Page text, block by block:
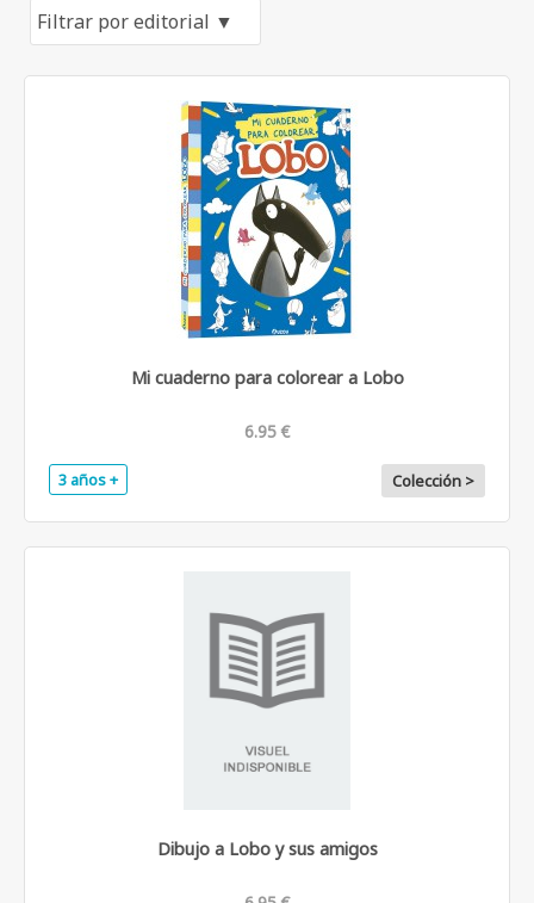
Mi cuaderno para colorear a Lobo
6.95 €
3 años + Colección >
Dibujo a Lobo y sus amigos